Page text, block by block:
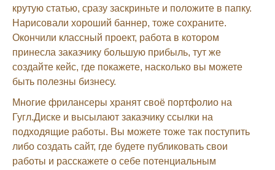
крутую статью, сразу заскриньте и положите в папку.
Нарисовали хороший баннер, тоже сохраните.
Окончили классный проект, работа в котором
принесла заказчику большую прибыль, тут же
создайте кейс, где покажете, насколько вы можете
быть полезны бизнесу.
Многие фрилансеры хранят своё портфолио на
Гугл.Диске и высылают заказчику ссылки на
подходящие работы. Вы можете тоже так поступить
либо создать сайт, где будете публиковать свои
работы и расскажете о себе потенциальным